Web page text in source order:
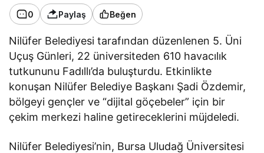
0 Paylaş Beğen
Nilüfer Belediyesi tarafından düzenlenen 5. Üni
Uçuş Günleri, 22 üniversiteden 610 havacılık
tutkununu Fadıllı’da buluşturdu. Etkinlikte
konuşan Nilüfer Belediye Başkanı Şadi Özdemir,
bölgeyi gençler ve “dijital göçebeler” için bir
çekim merkezi haline getireceklerini müjdeledi.
Nilüfer Belediyesi’nin, Bursa Uludağ Üniversitesi